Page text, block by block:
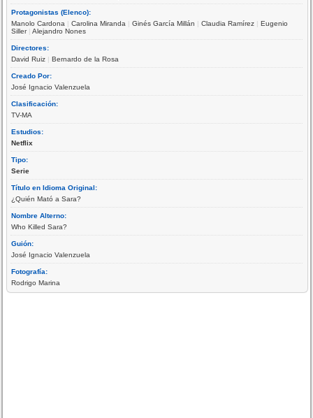
Protagonistas (Elenco):
Manolo Cardona |Carolina Miranda |Ginés García Millán |Claudia Ramírez |Eugenio
Siller|Alejandro Nones
Directores:
David Ruiz |Bernardo de la Rosa
Creado Por:
José Ignacio Valenzuela
Clasificación:
TV-MA
Estudios:
Netflix
Tipo:
Serie
Título en Idioma Original:
¿Quién Mató a Sara?
Nombre Alterno:
Who Killed Sara?
Guión:
José Ignacio Valenzuela
Fotografía:
Rodrigo Marina